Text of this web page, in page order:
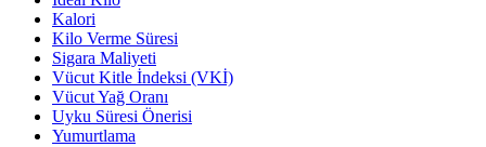
Kalori
Kilo Verme Süresi
Sigara Maliyeti
Vücut Kitle İndeksi (VKİ)
Vücut Yağ Oranı
Uyku Süresi Önerisi
Yumurtlama